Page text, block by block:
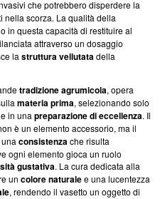
che potrebbero disperdere la
nella scorza. La qualità della
in questa capacità di restituire al
attraverso un dosaggio
la struttura vellutatadella
tradizione agrumicola, opera
materia prima, selezionando solo
in una preparazione di eccellenza. Il
è un elemento accessorio, ma il
consistenzache risulta
ogni elemento gioca un ruolo
gustativa. La cura dedicata alla
un colore naturalee una lucentezza
, rendendo il vasetto un oggetto di